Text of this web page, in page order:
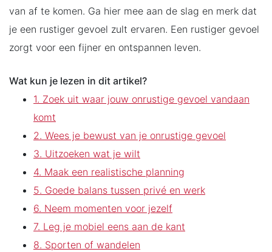
van af te komen. Ga hier mee aan de slag en merk dat
je een rustiger gevoel zult ervaren. Een rustiger gevoel
zorgt voor een fijner en ontspannen leven.
Wat kun je lezen in dit artikel?
1. Zoek uit waar jouw onrustige gevoel vandaan
komt
2. Wees je bewust van je onrustige gevoel
3. Uitzoeken wat je wilt
4. Maak een realistische planning
5. Goede balans tussen privé en werk
6. Neem momenten voor jezelf
7. Leg je mobiel eens aan de kant
8. Sporten of wandelen